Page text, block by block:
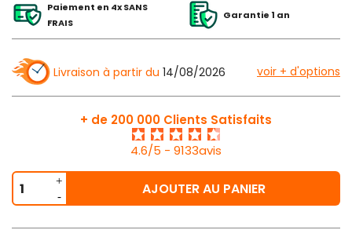
Paiement en 4x SANS
FRAIS
Garantie 1 an
Livraison à partir du 14/08/2026 voir + d'options
+ de 200 000 Clients Satisfaits
4.6/5 - 9133avis
AJOUTER AU PANIER